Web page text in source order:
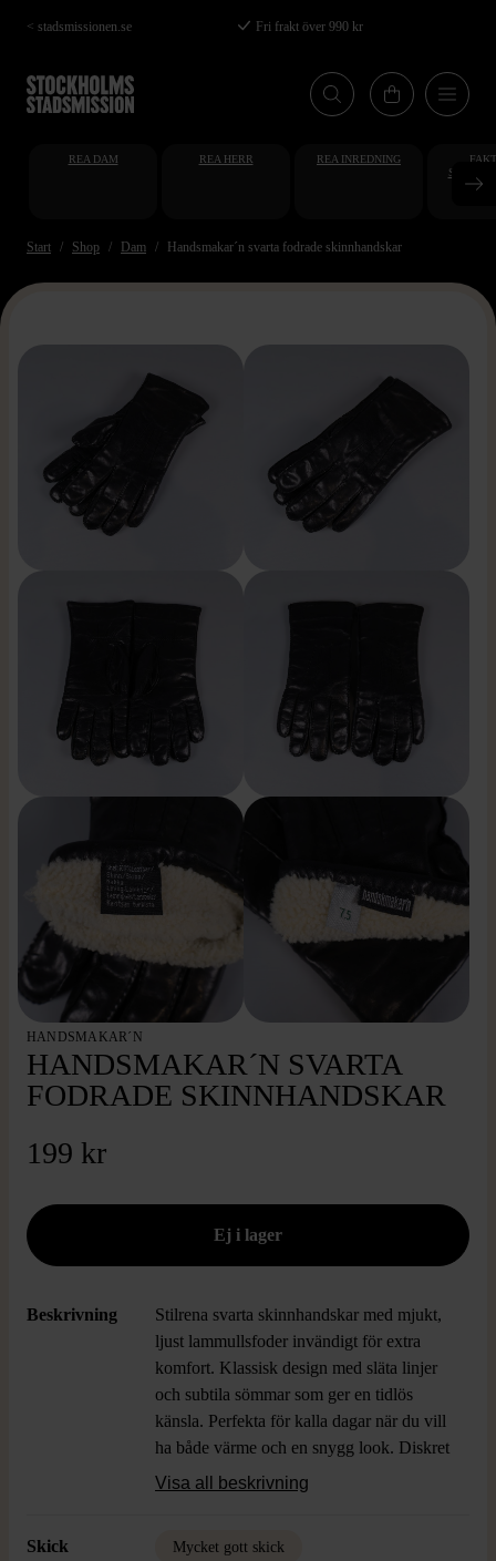
Hoppa
till
huvudinnehåll
< stadsmissionen.se Fri frakt över 990 kr
REA DAM REA HERR REA INREDNING
Start Shop Dam Handsmakar´n svarta fodrade skinnhandskar
HANDSMAKAR´N
HANDSMAKAR´N SVARTA
FODRADE SKINNHANDSKAR
199 kr
Beskrivning
Stilrena svarta skinnhandskar med mjukt,
ljust lammullsfoder invändigt för extra
komfort. Klassisk design med släta linjer
och subtila sömmar som ger en tidlös
känsla. Perfekta för kalla dagar när du vill
ha både värme och en snygg look. Diskret
etikett och traditionell passform för en
Visa all beskrivning
Skick Mycket gott skick